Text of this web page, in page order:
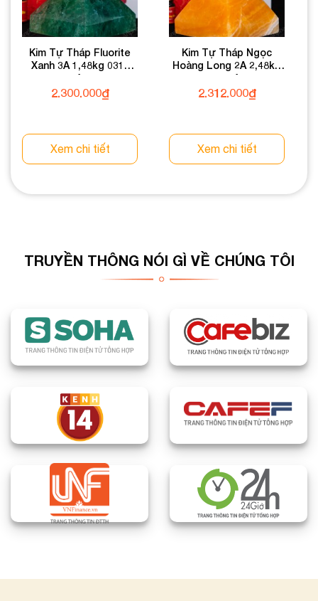
Kim Tự Tháp Fluorite
Xanh 3A 1,48kg 031-
0133A-1,48
2.300.000₫
Xem chi tiết
Kim Tự Tháp Ngọc
Hoàng Long 2A 2,48kg
031-0492A-2,48
2.312.000₫
Xem chi tiết
TRUYỀN THÔNG NÓI GÌ VỀ CHÚNG TÔI